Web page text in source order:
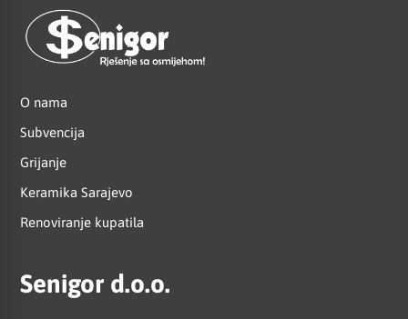
O nama
Subvencija
Grijanje
Keramika Sarajevo
Renoviranje kupatila
Senigor d.o.o.